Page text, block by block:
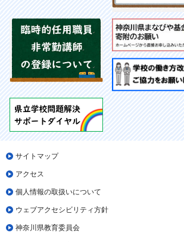
サイトマップ
アクセス
個人情報の取扱いについて
ウェブアクセシビリティ方針
神奈川県教育委員会